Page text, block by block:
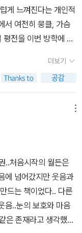
을수 있다는 말이다.
신이 있기에 우리 사
하자.추신: 책에 오자
이어서 재판 때는 이미
의 '정신분열증이예
른 부분에서도 눈에
해서 어디에 문제
야하나;
교수는 '흔히 ‘군부정
지만 그건 단순히 경
발하고 땅값을 올려서
다.-204쪽부적합한
로 이용할 수 있도록
부담스러울 수밖에 없
오전 7시에서 오후
하다.-213쪽소극적인
하게 부여한다는 뜻이
위해 기회의 평등을 파
단을 하는 것은 읽는
의 감성을 찾길 바란
게 느껴진다는 개인적
서 여전히 뭉클, 가슴
전을 이번 방학에 꼭
옮겨본다. 아직도 그곳
요? 놀자 하고 부르면
던 그곳 몽당치마 계
바둑이와 누렁이가
은 곳에서 같은 질문
잡했던 하루해가 지
소리(이하생략) 내
절, 그 친구들이 생각
하면, 아이들은 정말
서 세상에 왔다'고 말
인데, 요즘 아이들은
자로서의 책임이 있
더보기
..처음시작의 월든은
에 넘어갔지만 웃음과
드는 책이었다.. 다른
음..눈의 보호와 마음
은 존재라고 생각했는